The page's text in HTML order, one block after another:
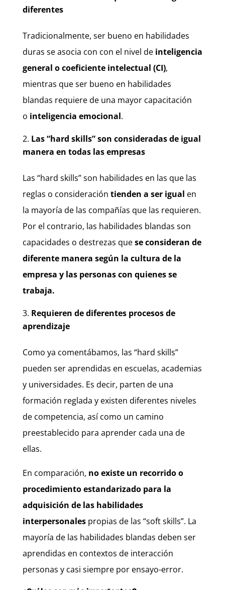
diferentes
Tradicionalmente, ser bueno en habilidades
duras se asocia con con el nivel de inteligencia
general o coeficiente intelectual (CI),
mientras que ser bueno en habilidades
blandas requiere de una mayor capacitación
o inteligencia emocional.
Las “hard skills” son consideradas de igual
manera en todas las empresas
Las “hard skills” son habilidades en las que las
reglas o consideración tienden a ser igual en
la mayoría de las compañías que las requieren.
Por el contrario, las habilidades blandas son
capacidades o destrezas quese consideran de
diferente manera según la cultura de la
empresa y las personas con quienes se
trabaja.
Requieren de diferentes procesos de
aprendizaje
Como ya comentábamos, las “hard skills”
pueden ser aprendidas en escuelas, academias
y universidades. Es decir, parten de una
formación reglada y existen diferentes niveles
de competencia, así como un camino
preestablecido para aprender cada una de
ellas.
En comparación, no existe un recorrido o
procedimiento estandarizado para la
adquisición de las habilidades
interpersonalespropias de las “soft skills”. La
mayoría de las habilidades blandas deben ser
aprendidas en contextos de interacción
personas y casi siempre por ensayo-error.